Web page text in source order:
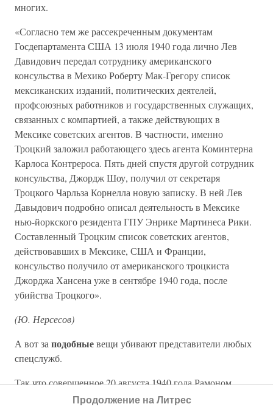
многих.
«Согласно тем же рассекреченным документам
Госдепартамента США 13 июля 1940 года лично Лев
Давидович передал сотруднику американского
консульства в Мехико Роберту Мак-Грегору список
мексиканских изданий, политических деятелей,
профсоюзных работников и государственных служащих,
связанных с компартией, а также действующих в
Мексике советских агентов. В частности, именно
Троцкий заложил работающего здесь агента Коминтерна
Карлоса Контрероса. Пять дней спустя другой сотрудник
консульства, Джордж Шоу, получил от секретаря
Троцкого Чарльза Корнелла новую записку. В ней Лев
Давыдович подробно описал деятельность в Мексике
нью-йоркского резидента ГПУ Энрике Мартинеса Рики.
Составленный Троцким список советских агентов,
действовавших в Мексике, США и Франции,
консульство получило от американского троцкиста
Джорджа Хансена уже в сентябре 1940 года, после
убийства Троцкого».
(Ю. Нерсесов)
А вот за подобныевещи убивают представители любых
спецслужб.
Так что совершенное 20 августа 1940 года Рамоном
Меркадером убийство – совершенно закономерный
Продолжение на Литрес